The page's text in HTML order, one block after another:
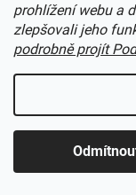
prohlížení webu a
zlepšovali jeho
podrobně projít